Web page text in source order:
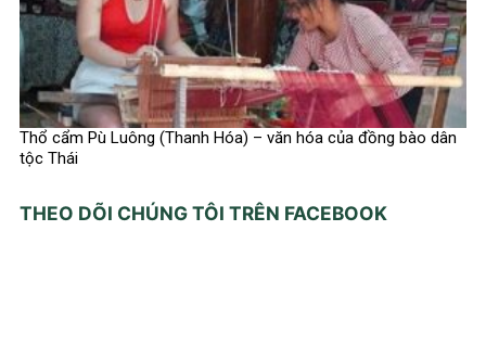
Thổ cẩm Pù Luông (Thanh Hóa) – văn hóa của đồng bào dân
tộc Thái
THEO DÕI CHÚNG TÔI TRÊN FACEBOOK